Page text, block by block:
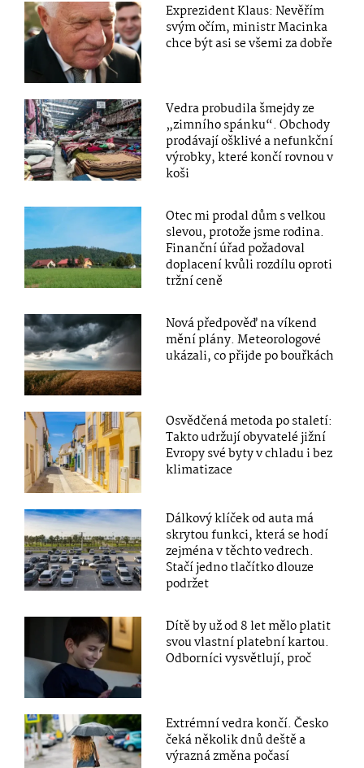
Exprezident Klaus: Nevěřím
svým očím, ministr Macinka
chce být asi se všemi za dobře
Vedra probudila šmejdy ze
„zimního spánku“. Obchody
prodávají ošklivé a nefunkční
výrobky, které končí rovnou v
koši
Otec mi prodal dům s velkou
slevou, protože jsme rodina.
Finanční úřad požadoval
doplacení kvůli rozdílu oproti
tržní ceně
Nová předpověď na víkend
mění plány. Meteorologové
ukázali, co přijde po bouřkách
Osvědčená metoda po staletí:
Takto udržují obyvatelé jižní
Evropy své byty v chladu i bez
klimatizace
Dálkový klíček od auta má
skrytou funkci, která se hodí
zejména v těchto vedrech.
Stačí jedno tlačítko dlouze
podržet
Dítě by už od 8 let mělo platit
svou vlastní platební kartou.
Odborníci vysvětlují, proč
Extrémní vedra končí. Česko
čeká několik dnů deště a
výrazná změna počasí